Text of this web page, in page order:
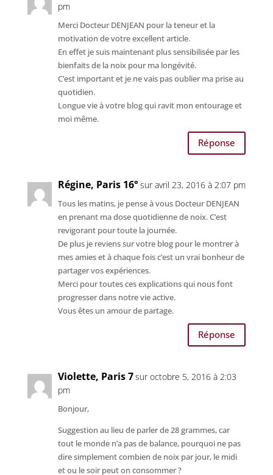
pm
Merci Docteur DENJEAN pour la teneur et la
motivation de votre excellent article.
En effet je suis maintenant plus sensibilisée par les
bienfaits de la noix pour ma longévité.
C’est important et je ne vais pas oublier ma prise au
quotidien.
Longue vie à votre blog qui ravit mon entourage et
moi même.
Réponse
Régine, Paris 16°sur avril 23, 2016 à 2:07 pm
Tous les matins, je pense à vous Docteur DENJEAN
en prenant ma dose quotidienne de noix. C’est
revigorant pour toute la journée.
De plus je reviens sur votre blog pour le montrer à
mes amies et à chaque fois c’est un vrai bonheur de
partager vos expériences.
Merci pour toutes ces explications qui nous font
progresser dans notre vie active.
Vous êtes un amour de partage.
Réponse
Violette, Paris 7sur octobre 5, 2016 à 2:03
pm
Bonjour,
Suggestion au lieu de parler de 28 grammes, car
tout le monde n’a pas de balance, pourquoi ne pas
dire simplement combien de noix par jour, le midi
et ou le soir peut on consommer ?